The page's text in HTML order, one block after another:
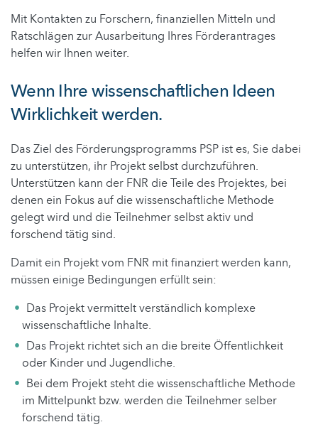
Mit Kontakten zu Forschern, finanziellen Mitteln und
Ratschlägen zur Ausarbeitung Ihres Förderantrages
helfen wir Ihnen weiter.
Wenn Ihre wissenschaftlichen Ideen
Wirklichkeit werden.
Das Ziel des Förderungsprogramms PSP ist es, Sie dabei
zu unterstützen, ihr Projekt selbst durchzuführen.
Unterstützen kann der FNR die Teile des Projektes, bei
denen ein Fokus auf die wissenschaftliche Methode
gelegt wird und die Teilnehmer selbst aktiv und
forschend tätig sind.
Damit ein Projekt vom FNR mit finanziert werden kann,
müssen einige Bedingungen erfüllt sein:
Das Projekt vermittelt verständlich komplexe
wissenschaftliche Inhalte.
Das Projekt richtet sich an die breite Öffentlichkeit
oder Kinder und Jugendliche.
Bei dem Projekt steht die wissenschaftliche Methode
im Mittelpunkt bzw. werden die Teilnehmer selber
forschend tätig.